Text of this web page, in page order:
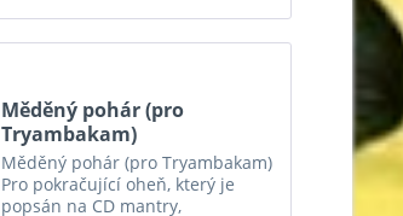
Měděný pohár (pro
Tryambakam)
Měděný pohár (pro Tryambakam)
Pro pokračující oheň, který je
popsán na CD mantry,